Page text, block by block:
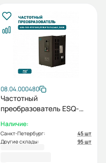
08.04.000480
Частотный
преобразователь ESQ-
15/18.5кВт, 380В
Наличие:
Санкт-Петербург:
45 шт
Другие склады:
95 шт